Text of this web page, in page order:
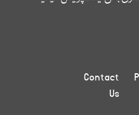
Contact
Us